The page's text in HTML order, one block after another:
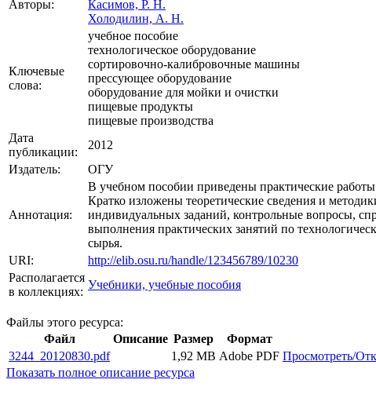
Авторы:
Касимов, Р. Н.
Холодилин, А. Н.
Ключевые
слова:
учебное пособие
технологическое оборудование
сортировочно-калибровочные машины
прессующее оборудование
оборудование для мойки и очистки
пищевые продукты
пищевые производства
Дата
публикации:
2012
Издатель:
ОГУ
Аннотация:
В учебном пособии приведены практические
Кратко изложены теоретические сведения и
индивидуальных заданий, контрольные вопросы,
выполнения практических занятий по
сырья.
URI:
http://elib.osu.ru/handle/123456789/10230
Располагается
в коллекциях:
Учебники, учебные пособия
Файлы этого ресурса:
Файл
Описание Размер
Формат
3244_20120830.pdf
1,92 MB Adobe PDF Просмотреть/
Показать полное описание ресурса